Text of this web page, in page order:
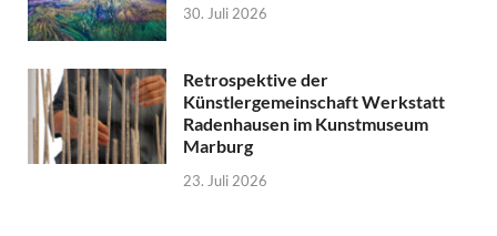
30. Juli 2026
Retrospektive der
Künstlergemeinschaft Werkstatt
Radenhausen im Kunstmuseum
Marburg
23. Juli 2026